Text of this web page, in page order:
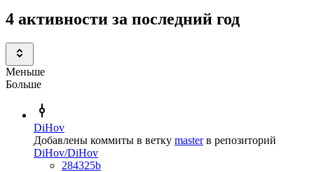
4 активности за последний год
Меньше
Больше
DiHov
Добавлены коммиты в ветку master в репозиторий
DiHov/DiHov
284325b